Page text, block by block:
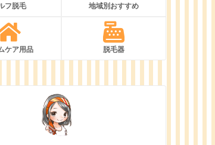
フ脱毛 地域別おすすめ
ケア用品 脱毛器